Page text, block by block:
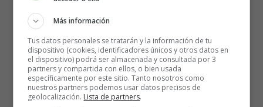
Taller de matemáticas.Problemas de sumas y
restas llevando.
Si hay 25 peras, 24 manzanas y 15 naranjas.
¿Cuánta fruta hay en total?.
Más información
Tus datos personales se tratarán y la información de tu
dispositivo (cookies, identificadores únicos y otros datos en
el dispositivo) podrá ser almacenada y consultada por 3
partners y compartida con ellos, o bien usada
específicamente por este sitio. Tanto nosotros como
nuestros partners podemos usar datos precisos de
geolocalización. Lista de partners.